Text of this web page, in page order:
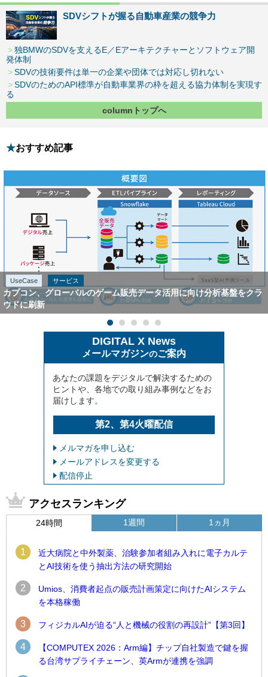
SDVシフトが握る自動車産業の競争力
独BMWのSDVを支えるE／Eアーキテクチャーとソフトウェア開
発体制
SDVの技術要件は単一の企業や団体では対応し切れない
SDVのためのAPI標準が自動車業界の枠を超える協力体制を実現す
る
columnトップへ
おすすめ記事
UseCase サービス
カプコン、グローバルのゲーム販売データ活用に向け分析基盤をクラ
ウドに刷新
DIGITAL X News
メールマガジンのご案内
あなたの課題をデジタルで解決するための
ヒントや、各地での取り組み事例などをお
届けします。
第2、第4火曜配信
メルマガを申し込む
メールアドレスを変更する
配信停止
アクセスランキング
24時間
1
近大病院と中外製薬、治験参加者組み入れに電子カルテ
とAI技術を使う抽出方法の研究開始
2
Umios、消費者起点の販売計画策定に向けたAIシステム
を本格稼働
3 フィジカルAIが迫る“人と機械の役割の再設計”【第3回】
4
【COMPUTEX 2026：Arm編】チップ自社製造で鍵を握
る台湾サプライチェーン、英Armが連携を強調
1週間 1ヵ月